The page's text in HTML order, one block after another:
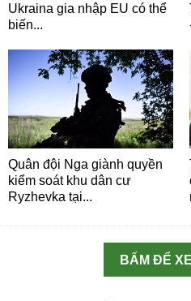
Ukraina gia nhập EU có thể
biến...
Quân đội Nga giành quyền
kiểm soát khu dân cư
Ryzhevka tại...
BẤM ĐỂ